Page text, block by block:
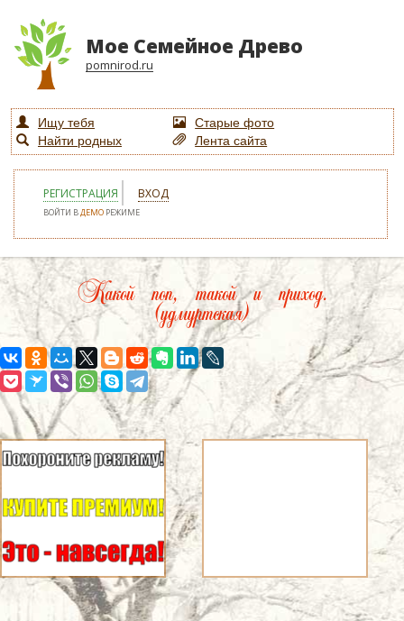
Мое Семейное Древо
pomnirod.ru
Ищу тебя
Старые фото
Найти родных
Лента сайта
РЕГИСТРАЦИЯ ВХОД
ВОЙТИ ВДЕМО РЕЖИМЕ
Какой поп, такой и приход.
(удмуртская)